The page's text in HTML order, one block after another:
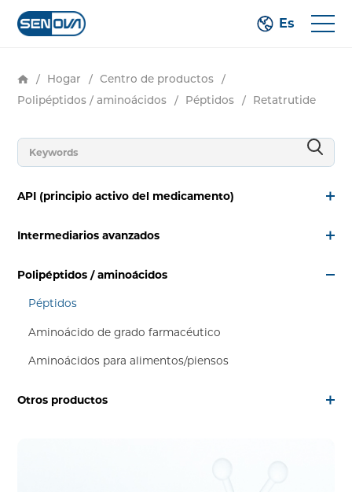
Es
/ Hogar / Centro de productos
/
Polipéptidos / aminoácidos
/ Péptidos / Retatrutide
API (principio activo del medicamento)
Intermediarios avanzados
Polipéptidos / aminoácidos
Péptidos
Aminoácido de grado farmacéutico
Aminoácidos para alimentos/piensos
Otros productos